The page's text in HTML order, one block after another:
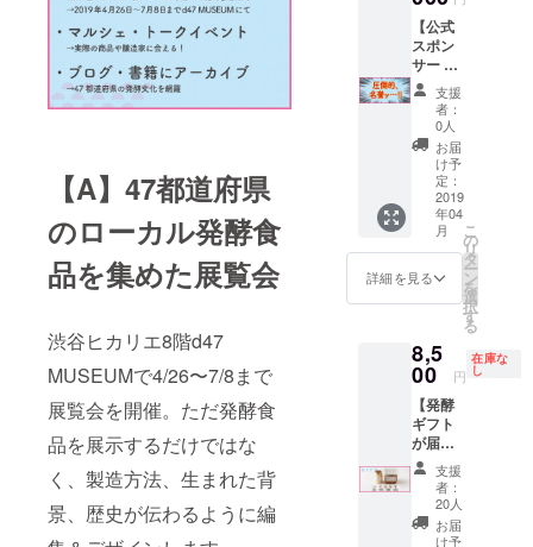
【A】47都道府県
のローカル発酵食
品を集めた展覧会
渋谷ヒカリエ8階d47
MUSEUMで4/26〜7/8まで
展覧会を開催。ただ発酵食
品を展示するだけではな
く、製造方法、生まれた背
景、歴史が伝わるように編
のサテ
ライト
会場と
して、
支援者
様の店
舗情報
をヒカ
リエの
展示会
場にて
告知い
たしま
す。 さ
らにサ
ポー
ター限
ケット
と展覧
会の内
容を凝
縮した
公式書
籍を1
冊、 さ
らにさ
らに関
連トー
●お礼
メール
●47発酵
サポー
ター限
定チ
ケット
1枚 ●展
覧会公
式書籍
1冊 ●関
連トー
クイベ
ントの
パス
ポート
●公式
ページ
にサ
ポー
ターと
してお
名前掲
載 ●公
式書籍
に1/2P
広告を
掲載 ＊
ちろ
ん、ビ
ジネス
的な視
点から
も読ま
れるヒ
ラクブ
ログで
取材記
事を掲
載 その
他、展
覧会関
連ブロ
グ内で
も、ス
サーと
して掲
載され
ます ・
展覧会
公式
ウェブ
サイト
掲載
D&DEP
ARTME
【公式
スポン
サー 圧
倒的名
誉コー
ス!!】
・イベ
ント名
へのス
ポン
サー表
記 例）
Fermen
tation
Touris
m
〜発酵
から再
発見す
る日本
の旅〜
support
ed by
◎◎◎
◎◎（
◎◎◎
◎◎の
支援
者：
0人
お届
け予
定：
2019
年04
月
詳細を見る
こ
の
リ
タ
ー
ン
を
選
択
す
る
8,5
00 円
在庫な
し
【発酵
ギフト
が届
く！】
小倉ヒ
ラクと
D&DEP
ARTME
支援
者：
20人
お届
け予